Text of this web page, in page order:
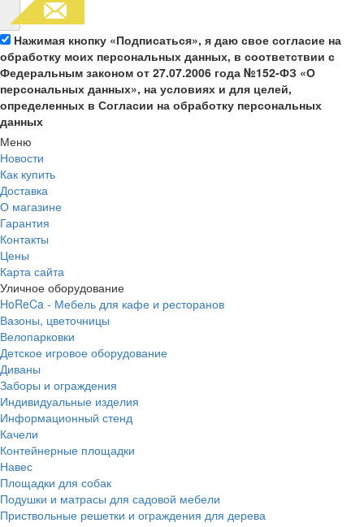
Нажимая кнопку «Подписаться», я даю свое согласие на
обработку моих персональных данных, в соответствии с
Федеральным законом от 27.07.2006 года №152-ФЗ «О
персональных данных», на условиях и для целей,
определенных в Согласии на обработку персональных
данных
Меню
Новости
Как купить
Доставка
О магазине
Гарантия
Контакты
Цены
Карта сайта
Уличное оборудование
HoReCa - Мебель для кафе и ресторанов
Вазоны, цветочницы
Велопарковки
Детское игровое оборудование
Диваны
Заборы и ограждения
Индивидуальные изделия
Информационный стенд
Качели
Контейнерные площадки
Навес
Площадки для собак
Подушки и матрасы для садовой мебели
Приствольные решетки и ограждения для дерева